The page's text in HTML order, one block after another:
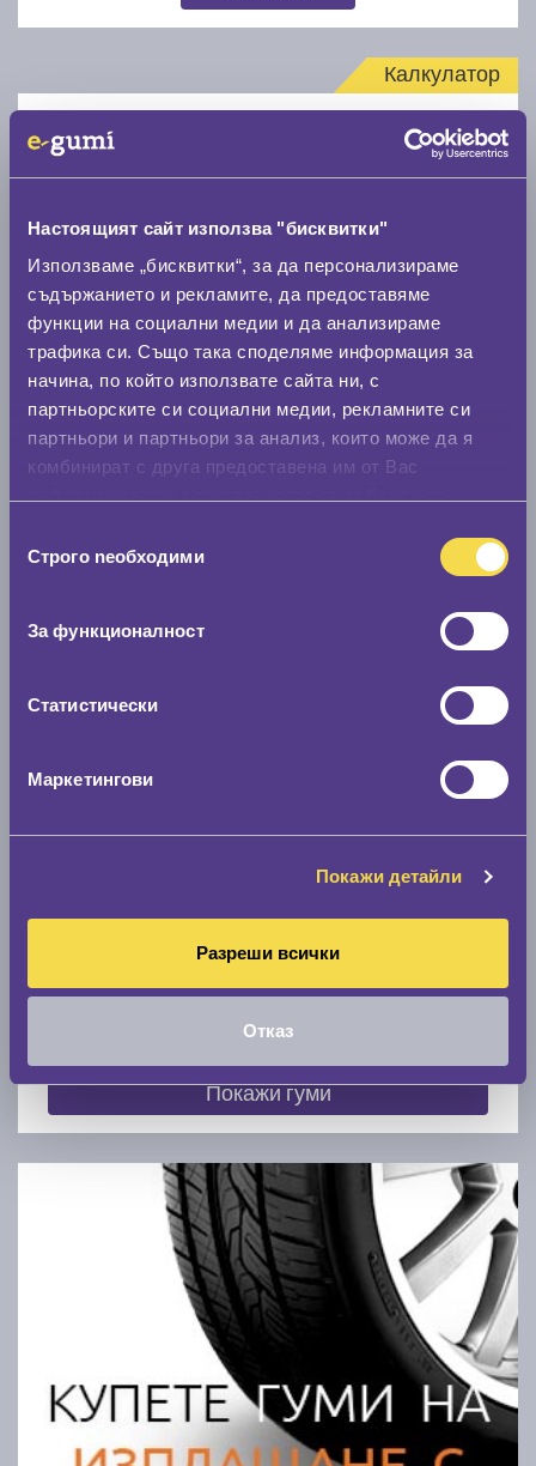
Настоящият сайт използва "бисквитки"
Използваме „бисквитки“, за да персонализираме
съдържанието и рекламите, да предоставяме
функции на социални медии и да анализираме
трафика си. Също така споделяме информация за
начина, по който използвате сайта ни, с
партньорските си социални медии, рекламните си
партньори и партньори за анализ, които може да я
комбинират с друга предоставена им от Вас
наСтрого nеобходими
За функционалност
Статистически
Маркетингови
Покажи детайли
Разреши всички
Отказ
Калкулатор
Нов размер
Модел
Покажи гуми